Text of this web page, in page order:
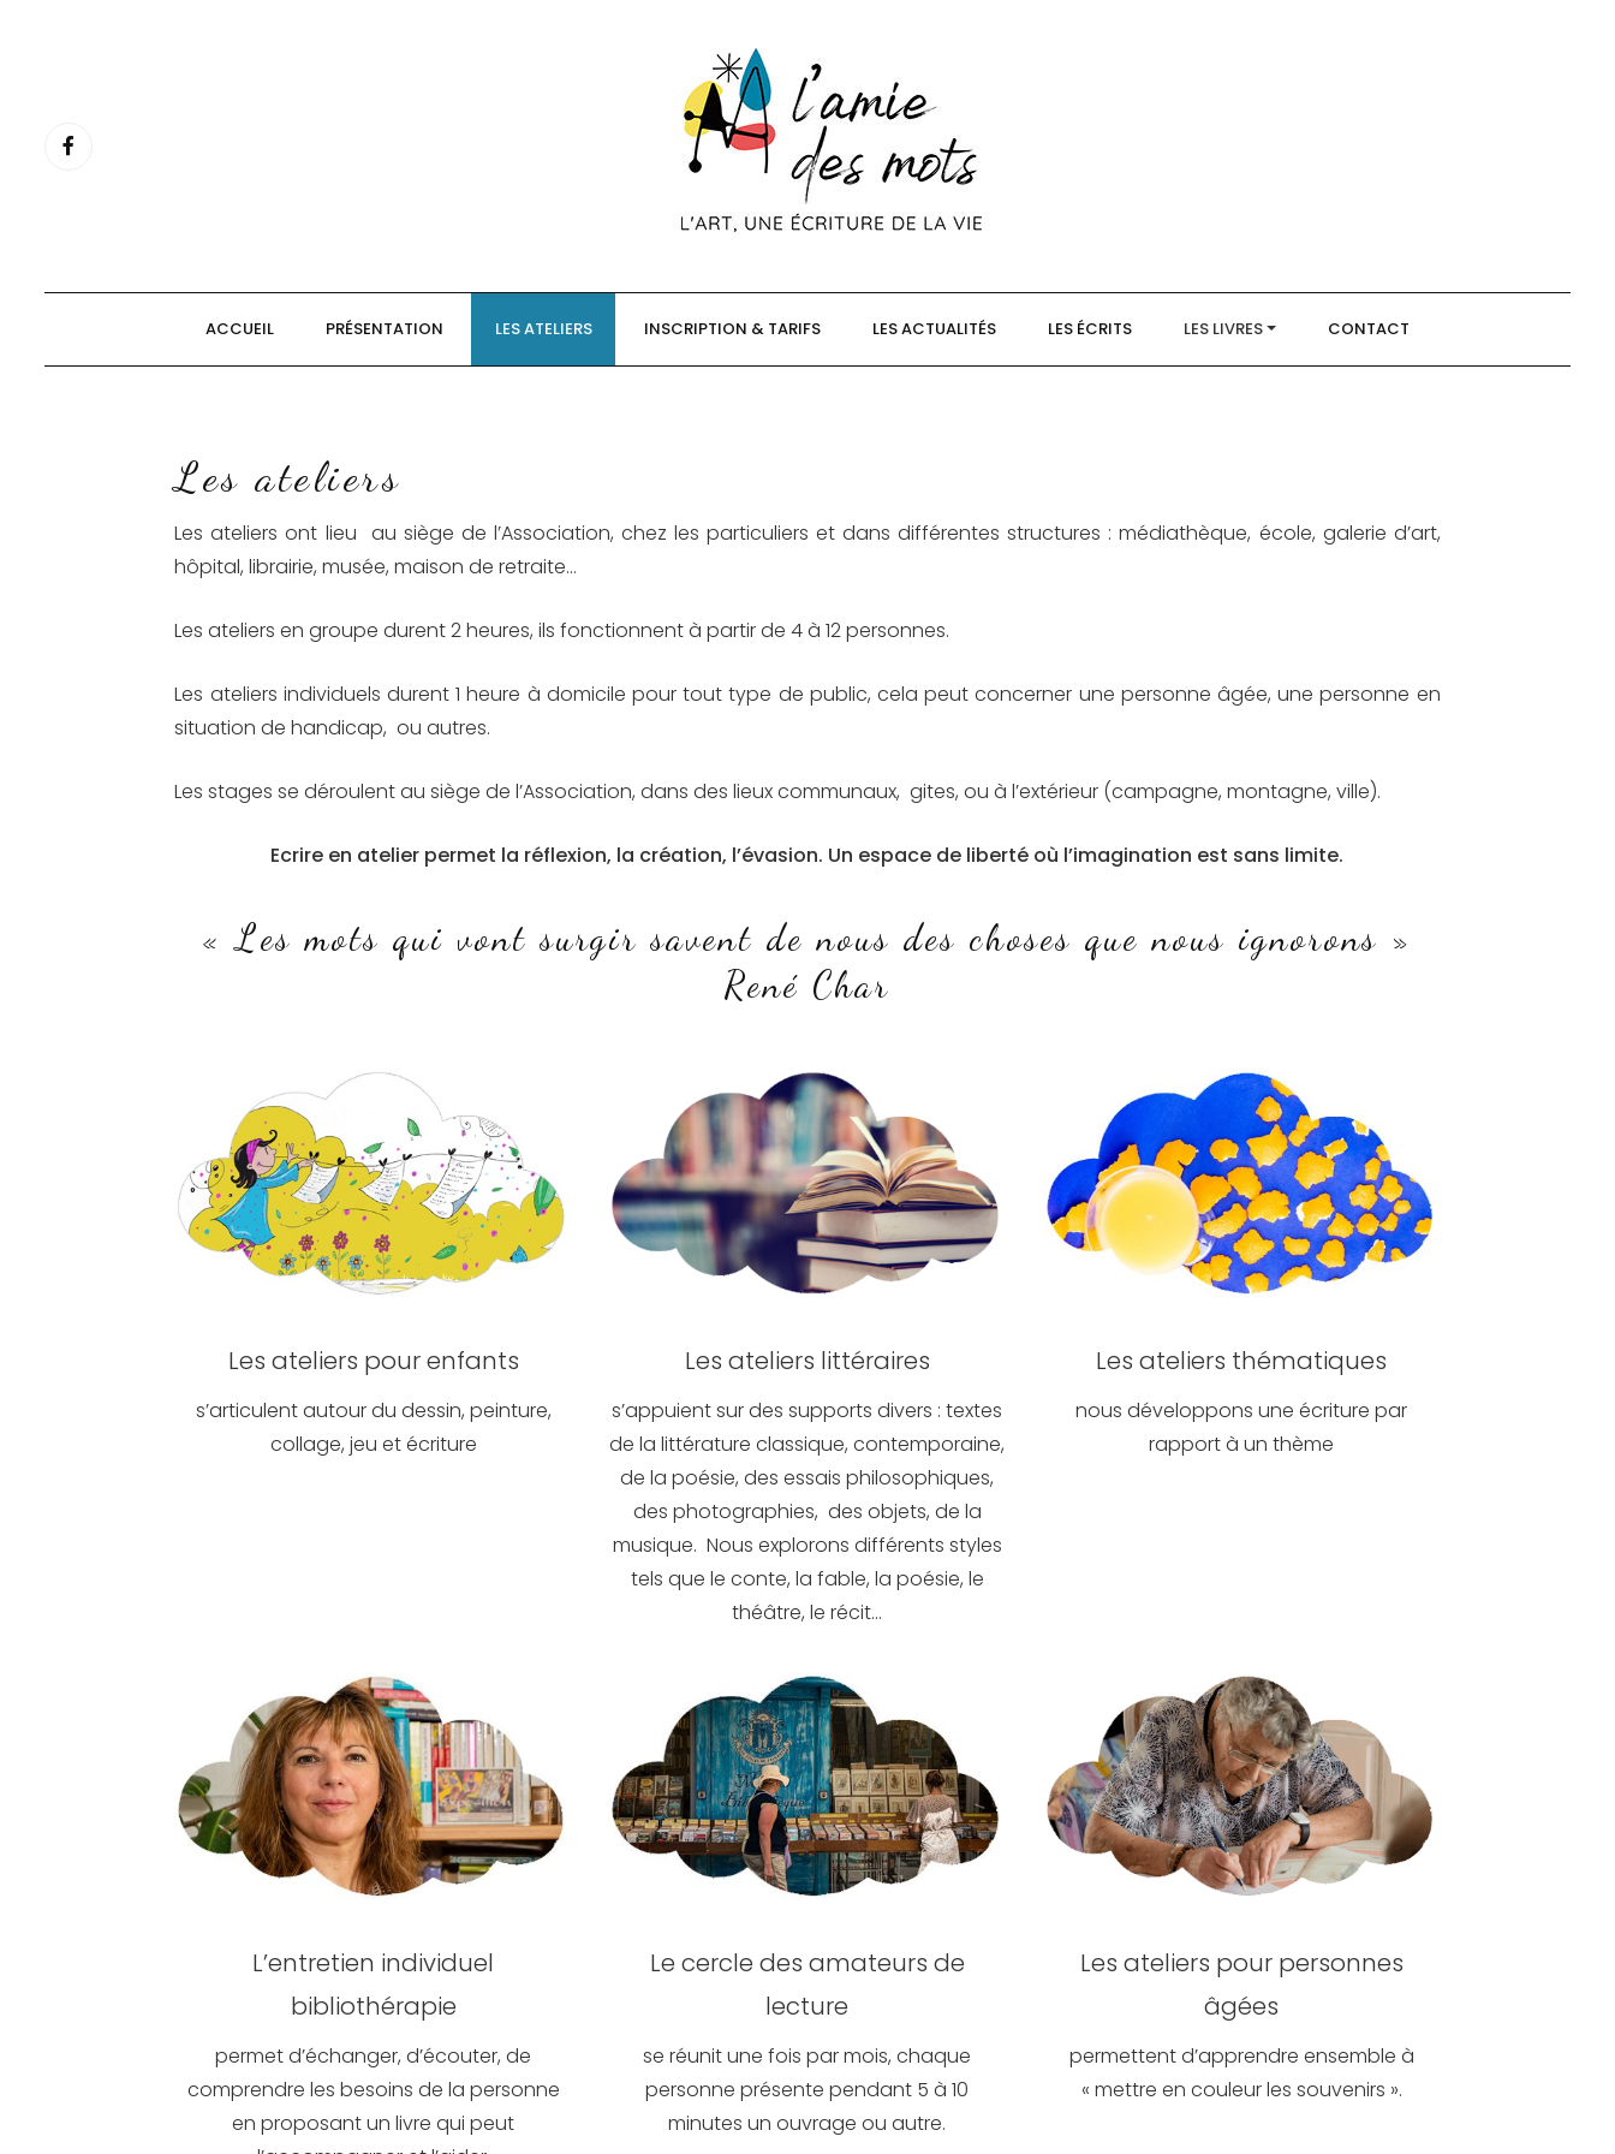
ACCUEIL PRÉSENTATION LES ATELIERS INSCRIPTION & TARIFS LES ACTUALITÉS LES ÉCRITS LES LIVRES CONTACT
Les ateliers
Les ateliers ont lieu au siège de l’Association, chez les particuliers et dans différentes structures : médiathèque, école, galerie d’art,
hôpital, librairie, musée, maison de retraite…
Les ateliers en groupe durent 2 heures, ils fonctionnent à partir de 4 à 12 personnes.
Les ateliers individuels durent 1 heure à domicile pour tout type de public, cela peut concerner une personne âgée, une personne en
situation de handicap, ou autres.
Les stages se déroulent au siège de l’Association, dans des lieux communaux, gites, ou à l’extérieur (campagne, montagne, ville).
Ecrire en atelier permet la réflexion, la création, l’évasion. Un espace de liberté où l’imagination est sans limite.
« Les mots qui vont surgir savent de nous des choses que nous ignorons »
René Char
Les ateliers pour enfants
s’articulent autour du dessin, peinture,
collage, jeu et écriture
Les ateliers littéraires
s’appuient sur des supports divers : textes
de la littérature classique, contemporaine,
de la poésie, des essais philosophiques,
des photographies, des objets, de la
musique. Nous explorons différents styles
tels que le conte, la fable, la poésie, le
théâtre, le récit…
Les ateliers thématiques
nous développons une écriture par
rapport à un thème
L’entretien individuel
bibliothérapie
permet d’échanger, d’écouter, de
comprendre les besoins de la personne
en proposant un livre qui peut
Le cercle des amateurs de
lecture
se réunit une fois par mois, chaque
personne présente pendant 5 à 10
minutes un ouvrage ou autre.
Les ateliers pour personnes
âgées
permettent d’apprendre ensemble à
« mettre en couleur les souvenirs ».